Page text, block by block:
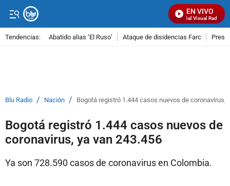
EN VIVO
Señal Visual Radio
Tendencias: Abatido alias ‘El Ruso’ Ataque de disidencias Farc
Blu Radio / Nación / Bogotá registró 1.444 casos nuevos de coronavirus,
Bogotá registró 1.444 casos nuevos de
coronavirus, ya van 243.456
Ya son 728.590 casos de coronavirus en Colombia.